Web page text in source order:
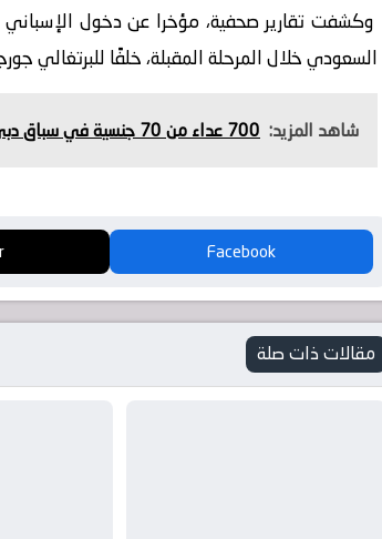
وكشفت تقارير صحفية، مؤخرا عن دخول الإسباني
السعودي خلال المرحلة المقبلة، خلفًا للبرتغالي
شاهد المزيد: 700 عداء من 70 جنسية في سباق دبي للجري الثلجي بسكي دبي
Facebook
مقالات ذات صلة